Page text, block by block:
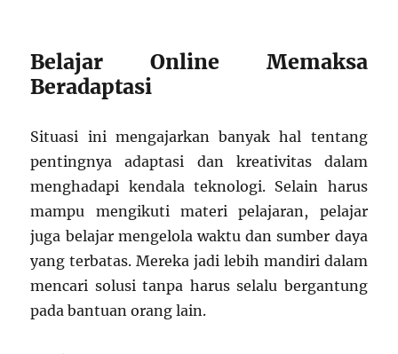
Belajar Online Memaksa
Beradaptasi
Situasi ini mengajarkan banyak hal tentang
pentingnya adaptasi dan kreativitas dalam
menghadapi kendala teknologi. Selain harus
mampu mengikuti materi pelajaran, pelajar
juga belajar mengelola waktu dan sumber daya
yang terbatas. Mereka jadi lebih mandiri dalam
mencari solusi tanpa harus selalu bergantung
pada bantuan orang lain.